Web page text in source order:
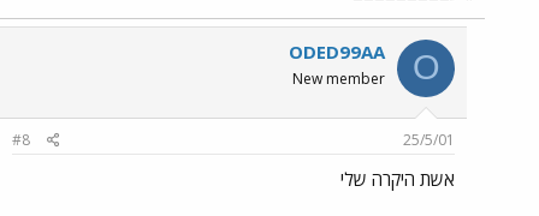
O
ODED99AA
New member
25/5/01
#8
אשת היקרה שלי